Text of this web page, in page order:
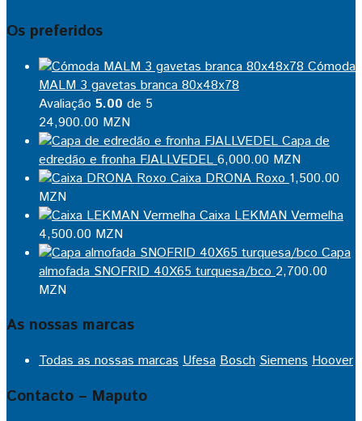
Os preferidos
Cómoda
MALM 3 gavetas branca 80x48x78
Avaliação 5.00 de 5
24,900.00 MZN
Capa de
edredão e fronha FJALLVEDEL 6,000.00 MZN
Caixa DRONA Roxo 1,500.00
MZN
Caixa LEKMAN Vermelha
4,500.00 MZN
Capa
almofada SNOFRID 40X65 turquesa/bco 2,700.00
MZN
As nossas marcas
Todas as nossas marcas Ufesa Bosch Siemens Hoover
Contacto – Maputo